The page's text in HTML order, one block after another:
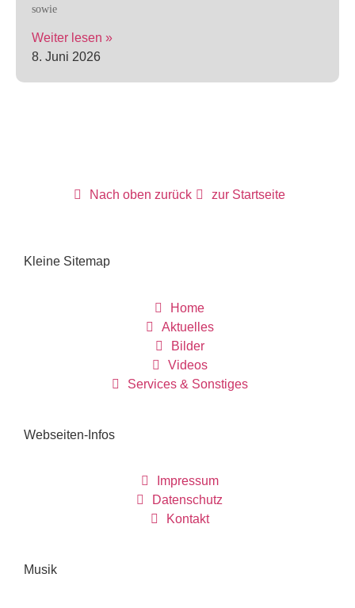
sowie
Weiter lesen »
8. Juni 2026
Nach oben zurück zur Startseite
Kleine Sitemap
Home
Aktuelles
Bilder
Videos
Services & Sonstiges
Webseiten-Infos
Impressum
Datenschutz
Kontakt
Musik